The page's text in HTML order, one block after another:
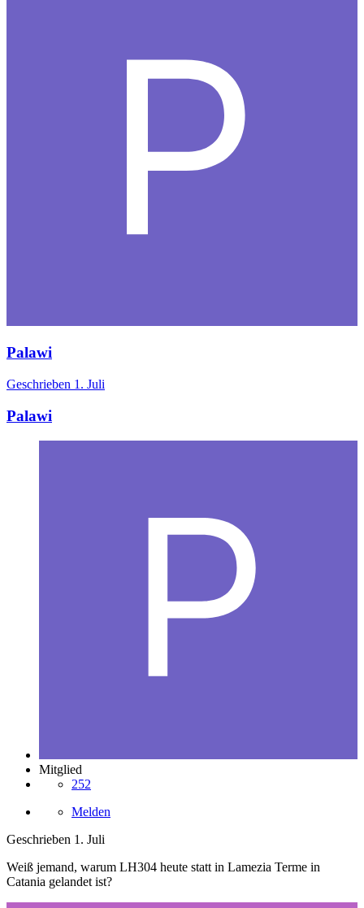
Palawi
Geschrieben 1. Juli
Palawi
Mitglied
252
Melden
Geschrieben 1. Juli
Weiß jemand, warum LH304 heute statt in Lamezia Terme in
Catania gelandet ist?